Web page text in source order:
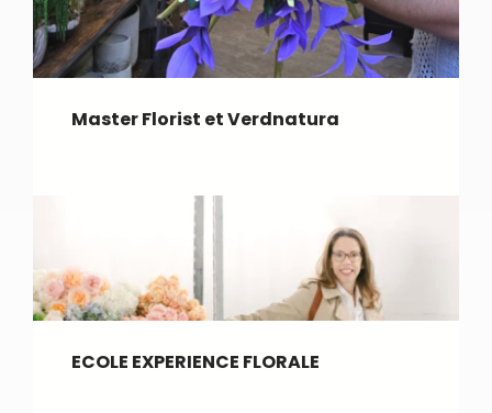
Master Florist et Verdnatura
ECOLE EXPERIENCE FLORALE